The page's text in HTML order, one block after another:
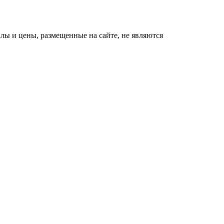
и цены, размещенные на сайте, не являются